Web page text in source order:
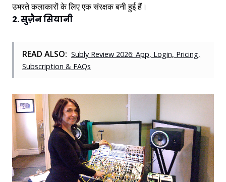
उभरते कलाकारों के लिए एक संरक्षक बनी हुई हैं।
2. सुज़ैन सियानी
READ ALSO: Subly Review 2026: App, Login, Pricing,
Subscription & FAQs